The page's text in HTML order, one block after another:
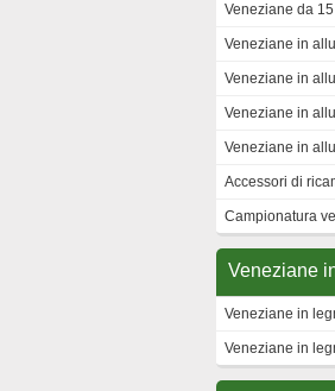
Veneziane da
Veneziane in
Veneziane in
Veneziane in
Veneziane in
Accessori di
Campionatura
Veneziane
Veneziane in
Veneziane in